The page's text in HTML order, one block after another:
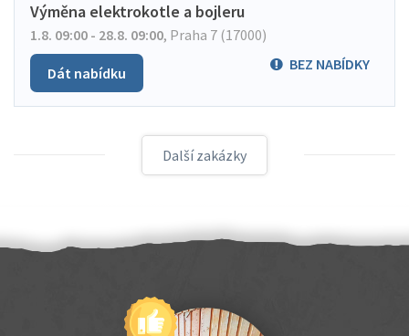
Výměna elektrokotle a bojleru
1.8. 09:00 - 28.8. 09:00, Praha 7 (17000)
BEZ NABÍDKY
Dát nabídku
Další zakázky